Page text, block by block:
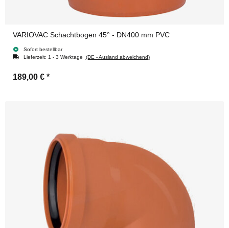
VARIOVAC Schachtbogen 45° - DN400 mm PVC
Sofort bestellbar
Lieferzeit: 1 - 3 Werktage (DE - Ausland abweichend)
189,00 € *